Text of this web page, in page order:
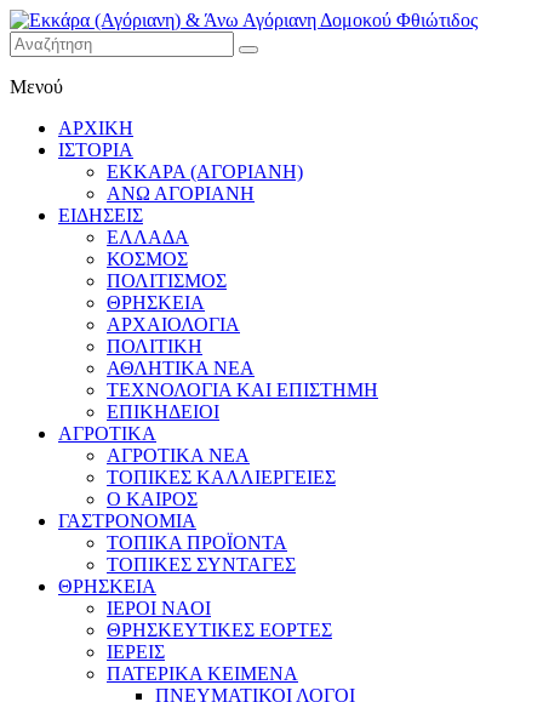
Εκκάρα
(Αγόριανη)
& Άνω
Αγόριανη
Δομοκού
Φθιώτιδος
Μενού
ΑΡΧΙΚΗ
ΙΣΤΟΡΙΑ
ΕΚΚΑΡΑ (ΑΓΟΡΙΑΝΗ)
ΑΝΩ ΑΓΟΡΙΑΝΗ
ΕΙΔΗΣΕΙΣ
ΕΛΛΑΔΑ
ΚΟΣΜΟΣ
ΠΟΛΙΤΙΣΜΟΣ
ΘΡΗΣΚΕΙΑ
ΑΡΧΑΙΟΛΟΓΙΑ
ΠΟΛΙΤΙΚΗ
ΑΘΛΗΤΙΚΑ ΝΕΑ
ΤΕΧΝΟΛΟΓΙΑ ΚΑΙ ΕΠΙΣΤΗΜΗ
ΕΠΙΚΗΔΕΙΟΙ
ΑΓΡΟΤΙΚΑ
ΑΓΡΟΤΙΚΑ ΝΕΑ
ΤΟΠΙΚΕΣ ΚΑΛΛΙΕΡΓΕΙΕΣ
Ο ΚΑΙΡΟΣ
ΓΑΣΤΡΟΝΟΜΙΑ
ΤΟΠΙΚΑ ΠΡΟΪΟΝΤΑ
ΤΟΠΙΚΕΣ ΣΥΝΤΑΓΕΣ
ΘΡΗΣΚΕΙΑ
IEPOI NAOI
ΘΡΗΣΚΕΥΤΙΚΕΣ ΕΟΡΤΕΣ
ΙΕΡΕΙΣ
ΠΑΤΕΡΙΚΑ ΚΕΙΜΕΝΑ
ΠΝΕΥΜΑΤΙΚΟΙ ΛΟΓΟΙ